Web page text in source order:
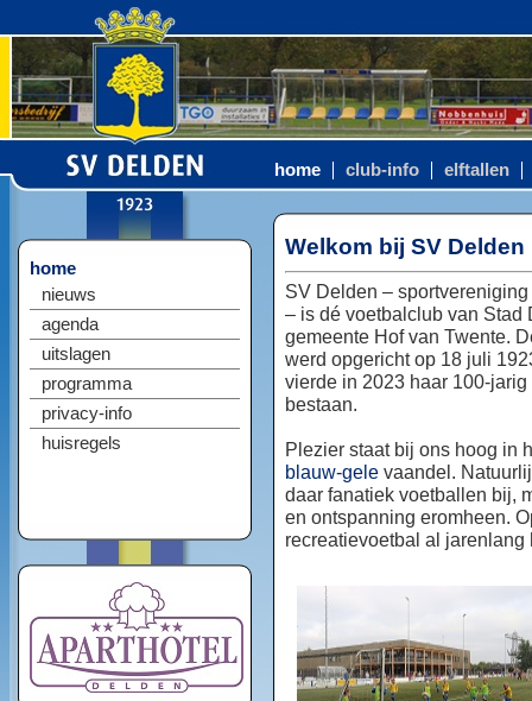
home club-info elftallen
home
nieuws
agenda
uitslagen
programma
privacy-info
huisregels
Welkom bij SV Delden
SV Delden –
– is dé voetbalclub van Stad
gemeente Hof van Twente.
werd opgericht op 18 juli
vierde in 2023 haar 100-jarig
bestaan.
Plezier staat bij ons hoog in
blauw-gele vaandel.
daar fanatiek voetballen bij,
en ontspanning eromheen.
recreatievoetbal al jarenlang